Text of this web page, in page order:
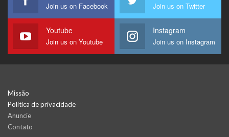
Join us on Facebook Join us on Twitter
Youtube
Join us on Youtube
Instagram
Join us on Instagram
Missão
Política de privacidade
Anuncie
Contato